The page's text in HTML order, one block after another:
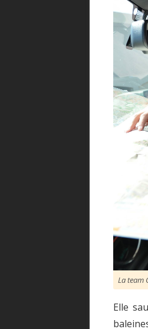
La team
Elle